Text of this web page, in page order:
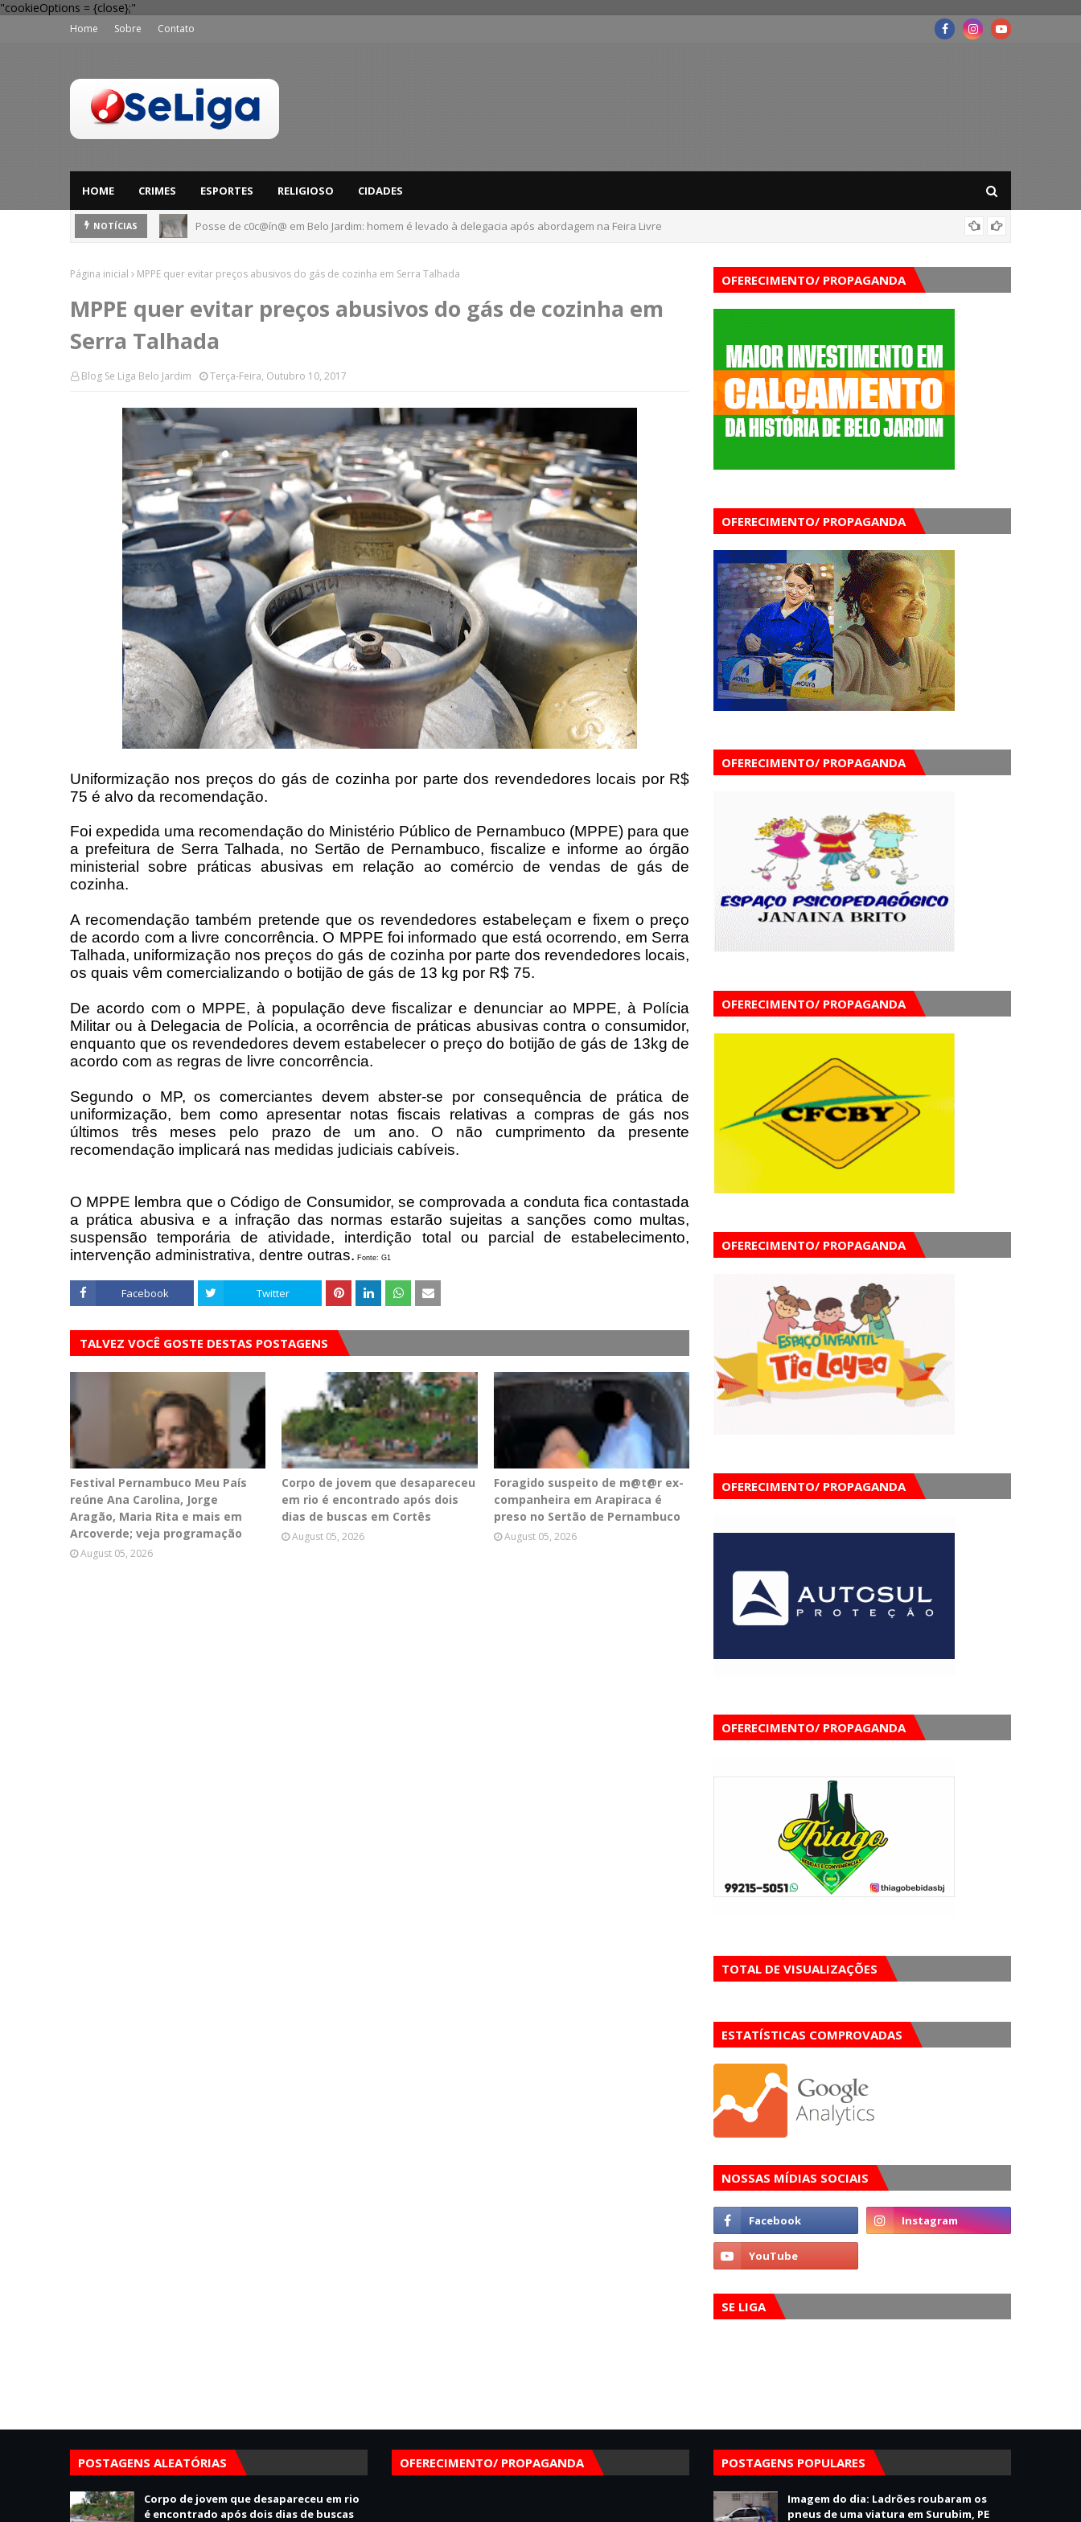
"cookieOptions = {close};"
Home Sobre Contato
HOME CRIMES ESPORTES RELIGIOSO CIDADES
NOTÍCIAS Posse de c0c@ín@ em Belo Jardim: homem é levado à delegacia após abordagem na Feira Livre
Página inicial MPPE quer evitar preços abusivos do gás de cozinha em Serra Talhada
MPPE quer evitar preços abusivos do gás de cozinha em
Serra Talhada
Blog Se Liga Belo Jardim Terça-Feira, Outubro 10, 2017
Uniformização nos preços do gás de cozinha por parte dos revendedores locais por R$
75 é alvo da recomendação.
Foi expedida uma recomendação do Ministério Público de Pernambuco (MPPE) para que
a prefeitura de Serra Talhada, no Sertão de Pernambuco, fiscalize e informe ao órgão
ministerial sobre práticas abusivas em relação ao comércio de vendas de gás de
cozinha.
A recomendação também pretende que os revendedores estabeleçam e fixem o preço
de acordo com a livre concorrência. O MPPE foi informado que está ocorrendo, em Serra
Talhada, uniformização nos preços do gás de cozinha por parte dos revendedores locais,
os quais vêm comercializando o botijão de gás de 13 kg por R$ 75.
De acordo com o MPPE, à população deve fiscalizar e denunciar ao MPPE, à Polícia
Militar ou à Delegacia de Polícia, a ocorrência de práticas abusivas contra o consumidor,
enquanto que os revendedores devem estabelecer o preço do botijão de gás de 13kg de
acordo com as regras de livre concorrência.
Segundo o MP, os comerciantes devem abster-se por consequência de prática de
uniformização, bem como apresentar notas fiscais relativas a compras de gás nos
últimos três meses pelo prazo de um ano. O não cumprimento da presente
recomendação implicará nas medidas judiciais cabíveis.
O MPPE lembra que o Código de Consumidor, se comprovada a conduta fica contastada
a prática abusiva e a infração das normas estarão sujeitas a sanções como multas,
suspensão temporária de atividade, interdição total ou parcial de estabelecimento,
intervenção administrativa, dentre outras. Fonte: G1
Facebook Twitter
TALVEZ VOCÊ GOSTE DESTAS POSTAGENS
Festival Pernambuco Meu País
reúne Ana Carolina, Jorge
Aragão, Maria Rita e mais em
Arcoverde; veja programação
August 05, 2026
Corpo de jovem que desapareceu
em rio é encontrado após dois
dias de buscas em Cortês
August 05, 2026
Foragido suspeito de m@t@r ex-
companheira em Arapiraca é
preso no Sertão de Pernambuco
August 05, 2026
OFERECIMENTO/ PROPAGANDA
OFERECIMENTO/ PROPAGANDA
OFERECIMENTO/ PROPAGANDA
OFERECIMENTO/ PROPAGANDA
OFERECIMENTO/ PROPAGANDA
OFERECIMENTO/ PROPAGANDA
OFERECIMENTO/ PROPAGANDA
TOTAL DE VISUALIZAÇÕES
ESTATÍSTICAS COMPROVADAS
NOSSAS MÍDIAS SOCIAIS
SE LIGA
POSTAGENS ALEATÓRIAS
Corpo de jovem que desapareceu em rio
é encontrado após dois dias de buscas
OFERECIMENTO/ PROPAGANDA POSTAGENS POPULARES
Imagem do dia: Ladrões roubaram os
pneus de uma viatura em Surubim, PE